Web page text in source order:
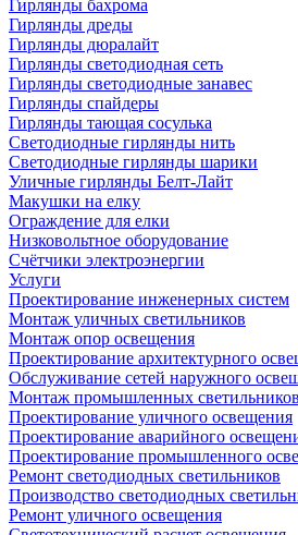
Гирлянды бахрома
Гирлянды дреды
Гирлянды дюралайт
Гирлянды светодиодная сеть
Гирлянды светодиодные занавес
Гирлянды спайдеры
Гирлянды тающая сосулька
Светодиодные гирлянды нить
Светодиодные гирлянды шарики
Уличные гирлянды Белт-Лайт
Макушки на елку
Ограждение для елки
Низковольтное оборудование
Счётчики электроэнергии
Услуги
Проектирование инженерных систем
Монтаж уличных светильников
Монтаж опор освещения
Проектирование архитектурного
Обслуживание сетей наружного
Монтаж промышленных светильников
Проектирование уличного освещения
Проектирование аварийного
Проектирование промышленного
Ремонт светодиодных светильников
Производство светодиодных
Ремонт уличного освещения